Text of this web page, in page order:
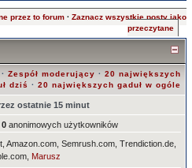
przez to forum ·Zaznacz wszystkie posty jako
przeczytane
· Zespół moderujący · 20 największych
dziś · 20 największych gaduł w ogóle
ostatnie 15 minut
0 anonimowych użytkowników
Amazon.com, Semrush.com, Trendiction.de,
Marusz